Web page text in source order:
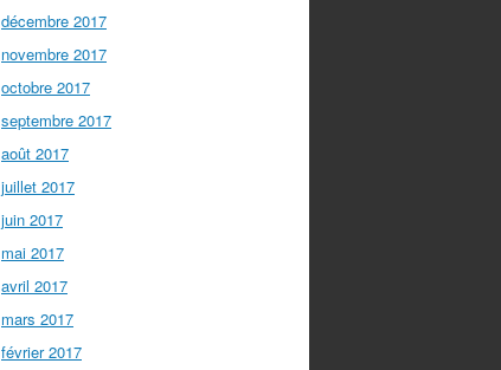
décembre 2017
novembre 2017
octobre 2017
septembre 2017
août 2017
juillet 2017
juin 2017
mai 2017
avril 2017
mars 2017
février 2017